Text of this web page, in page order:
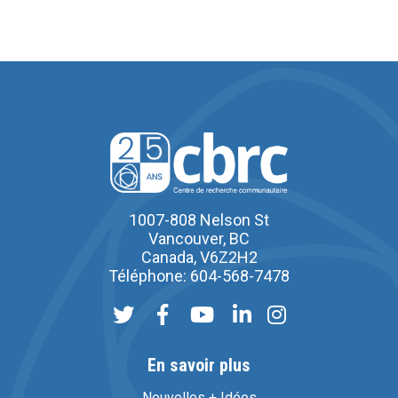
1007-808 Nelson St
Vancouver, BC
Canada, V6Z2H2
Téléphone: 604-568-7478
En savoir plus